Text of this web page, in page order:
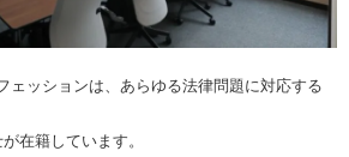
ェッションは、あらゆる法律問題に対応する
在籍しています。